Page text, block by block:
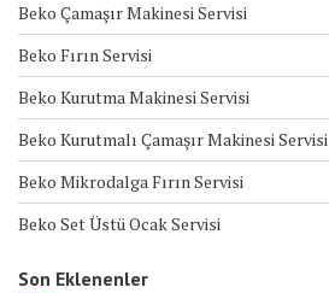
Beko Çamaşır Makinesi Servisi
Beko Fırın Servisi
Beko Kurutma Makinesi Servisi
Beko Kurutmalı Çamaşır Makinesi Servisi
Beko Mikrodalga Fırın Servisi
Beko Set Üstü Ocak Servisi
Son Eklenenler